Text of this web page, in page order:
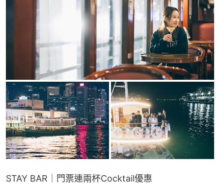
STAY BAR｜門票連兩杯Cocktail優惠